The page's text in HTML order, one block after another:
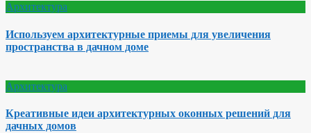
Архитектура
Используем архитектурные приемы для увеличения
пространства в дачном доме
Архитектура
Креативные идеи архитектурных оконных решений для
дачных домов